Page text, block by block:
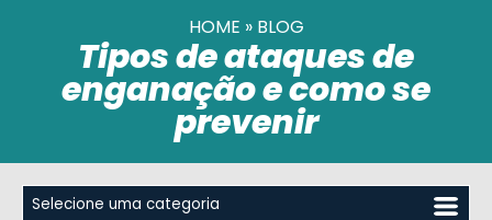
HOME »BLOG
Tipos de ataques de
enganação e como se
prevenir